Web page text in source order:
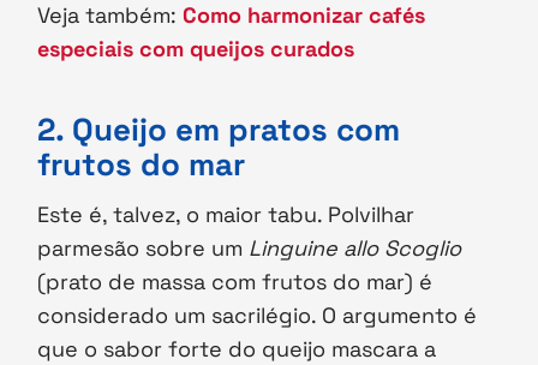
Veja também: Como harmonizar cafés
especiais com queijos curados
2. Queijo em pratos com
frutos do mar
Este é, talvez, o maior tabu. Polvilhar
parmesão sobre um Linguine allo Scoglio
(prato de massa com frutos do mar) é
considerado um sacrilégio. O argumento é
que o sabor forte do queijo mascara a